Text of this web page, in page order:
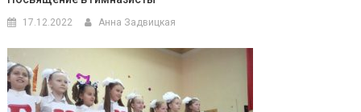
17.12.2022 Анна Задвицкая